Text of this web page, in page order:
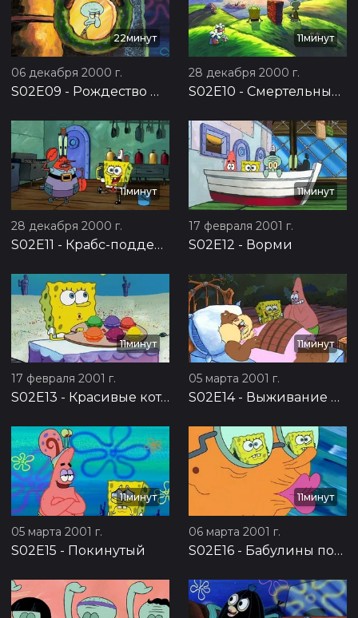
22минут
06 декабря 2000 г.
S02E09 - Рождество — это кто?
11минут
28 декабря 2000 г.
S02E10 - Смертельный пирог
11минут
28 декабря 2000 г.
S02E11 - Крабс-подделка
11минут
17 февраля 2001 г.
S02E12 - Ворми
11минут
17 февраля 2001 г.
S02E13 - Красивые котлетки
11минут
05 марта 2001 г.
S02E14- Выживание идиотов
11минут
05 марта 2001 г.
S02E15 - Покинутый
11минут
06 марта 2001 г.
S02E16 - Бабулины поцелуи